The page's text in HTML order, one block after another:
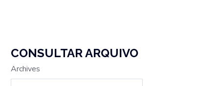
CONSULTAR ARQUIVO
Archives